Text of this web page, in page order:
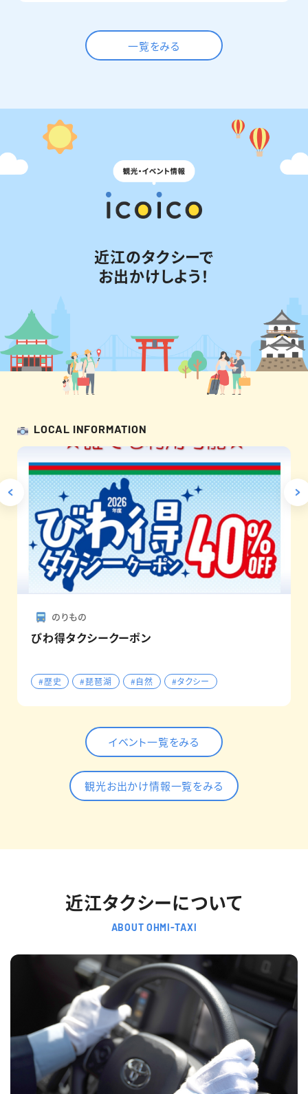
一覧をみる
近江のタクシーで
お出かけしよう！
LOCAL INFORMATION
のりもの
びわ得タクシークーポン
#歴史 #琵琶湖 #自然 #タクシー
イベント一覧をみる
観光お出かけ情報一覧をみる
近江タクシーについて
ABOUT OHMI-TAXI